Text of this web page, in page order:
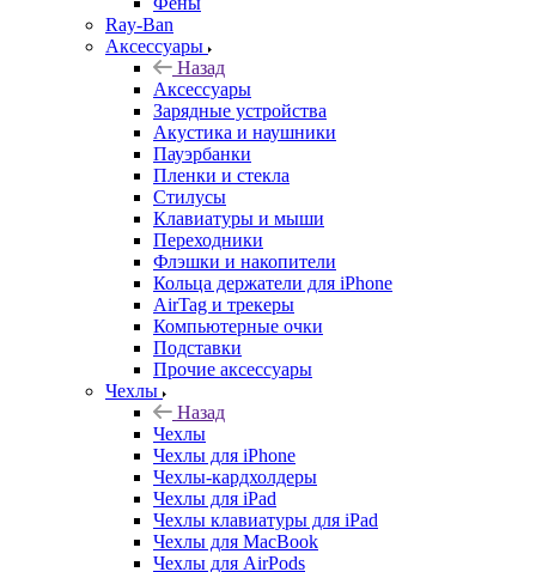
Ray-Ban
Аксессуары
Назад
Аксессуары
Зарядные устройства
Акустика и наушники
Пауэрбанки
Пленки и стекла
Стилусы
Клавиатуры и мыши
Переходники
Флэшки и накопители
Кольца держатели для iPhone
AirTag и трекеры
Компьютерные очки
Подставки
Прочие аксессуары
Чехлы
Назад
Чехлы
Чехлы для iPhone
Чехлы-кардхолдеры
Чехлы для iPad
Чехлы клавиатуры для iPad
Чехлы для MacBook
Чехлы для AirPods